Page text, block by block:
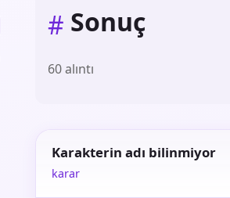
# Sonuç
60 alıntı
Karakterin adı bilinmiyor
karar